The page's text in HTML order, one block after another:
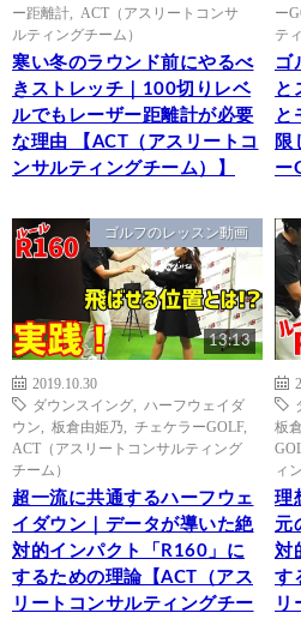
ー距離計
ACT（アスリートコンサ
ルティングチーム）
寒い冬のラウンド前にやるべ
きストレッチ｜100切りレベ
ルでもレーザー距離計が必要
な理由 【ACT（アスリートコ
ンサルティングチーム）】
ー
テ
ゴ
と
と
限
ー
ゴルフのレッスン動画
13:13
2019.10.30
ダウンスイング
ハーフウェイダ
ウン
板倉由姫乃 チェケラーGOLF,
ACT（アスリートコンサルティング
チーム）
超一流に共通するハーフウェ
イダウン｜データが導いた絶
対的インパクト「R160」に
するための理論【ACT（アス
リートコンサルティングチー
板
ィ
理
元
対
す
リ